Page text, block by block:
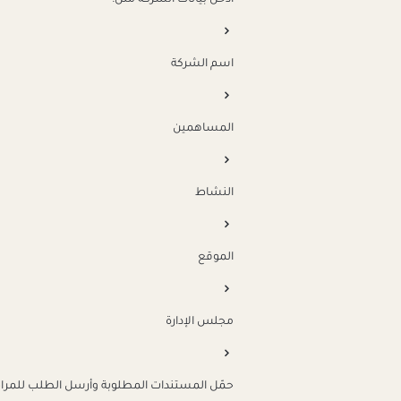
اسم الشركة
المساهمين
النشاط
الموقع
مجلس الإدارة
حمّل المستندات المطلوبة وأرسل الطلب